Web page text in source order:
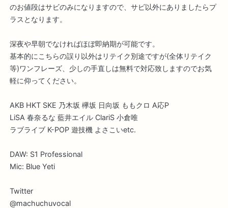
のお値段はサビのみになりますので、サビ以外にありましたらプ
ラスとなります。
深夜や早朝でなければほぼ即納期が可能です。
基本的にこちらの誤り以外はリテイク別途ですが(全体リテイク
等)ワンフレーズ、少しの手直しは無料で対応致しますのでお気
軽に仰ってください。
AKB HKT SKE 乃木坂 欅坂 日向坂 ももクロ A応P
LiSA 春奈るな 藍井エイル ClariS 小倉唯
ラブライブ K-POP 遊技機 よさこいetc.
DAW: S1 Professional
Mic: Blue Yeti
Twitter
@machuchuvocal